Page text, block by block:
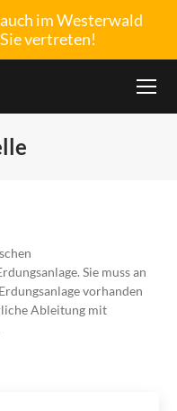
im Westerwald
vertreten!
Sie muss an
vorhanden
Ableitung mit